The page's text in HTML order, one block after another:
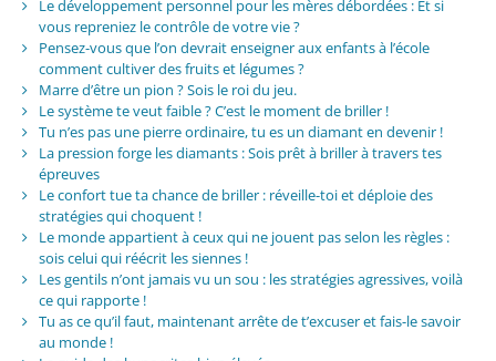
Le développement personnel pour les mères débordées : Et si
vous repreniez le contrôle de votre vie ?
Pensez-vous que l’on devrait enseigner aux enfants à l’école
comment cultiver des fruits et légumes ?
Marre d’être un pion ? Sois le roi du jeu.
Le système te veut faible ? C’est le moment de briller !
Tu n’es pas une pierre ordinaire, tu es un diamant en devenir !
La pression forge les diamants : Sois prêt à briller à travers tes
épreuves
Le confort tue ta chance de briller : réveille-toi et déploie des
stratégies qui choquent !
Le monde appartient à ceux qui ne jouent pas selon les règles :
sois celui qui réécrit les siennes !
Les gentils n’ont jamais vu un sou : les stratégies agressives, voilà
ce qui rapporte !
Tu as ce qu’il faut, maintenant arrête de t’excuser et fais-le savoir
au monde !